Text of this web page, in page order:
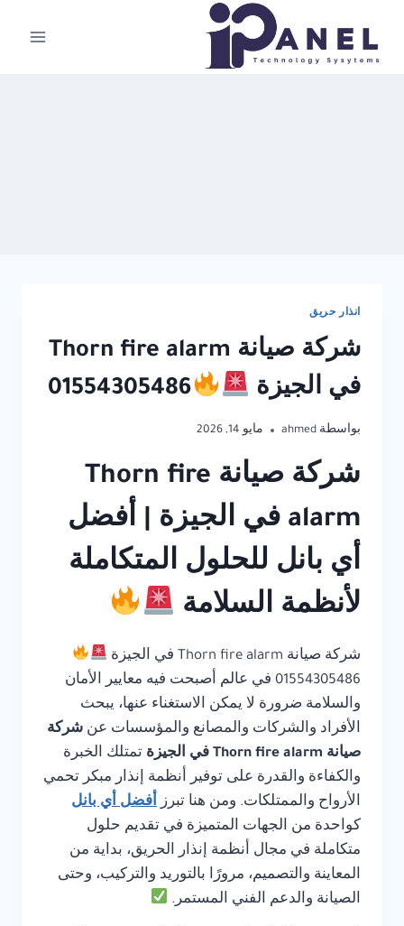
المحتوى
انذار حريق
شركة صيانة Thorn fire alarm
في الجيزة
01554305486
بواسطة ahmed مايو 14, 2026
شركة صيانة Thorn fire
alarm في الجيزة | أفضل
أي بانل للحلول المتكاملة
لأنظمة السلامة
شركة صيانة Thorn fire alarm في الجيزة
01554305486 في عالم أصبحت فيه معايير الأمان
والسلامة ضرورة لا يمكن الاستغناء عنها، يبحث
الأفراد والشركات والمصانع والمؤسسات عن شركة
صيانة Thorn fire alarm في الجيزة
تمتلك الخبرة
والكفاءة والقدرة على توفير أنظمة إنذار مبكر تحمي
الأرواح والممتلكات. ومن هنا تبرز أفضل أي بانل
كواحدة من الجهات المتميزة في تقديم حلول
متكاملة في مجال أنظمة إنذار الحريق، بداية من
المعاينة والتصميم، مرورًا بالتوريد والتركيب، وحتى
الصيانة والدعم الفني المستمر.